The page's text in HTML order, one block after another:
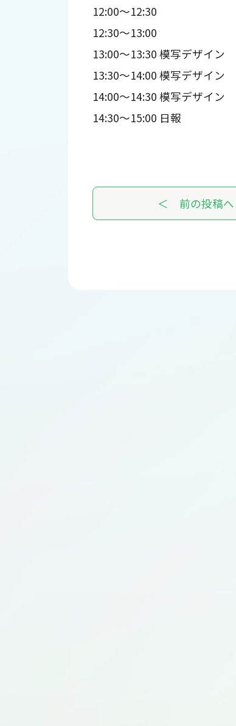
12:00～12:30
12:30～13:00
13:00～13:30 模写デザイン
13:30～14:00 模写デザイン
14:00～14:30 模写デザイン
14:30～15:00 日報
＜ 前の投稿へ